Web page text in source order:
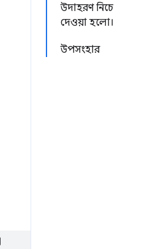
উদাহরণ নিচে
দেওয়া হলো।
উপসংহার